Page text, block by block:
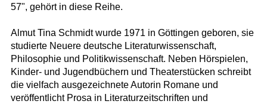
57", gehört in diese Reihe.
Almut Tina Schmidt wurde 1971 in Göttingen geboren, sie
studierte Neuere deutsche Literaturwissenschaft,
Philosophie und Politikwissenschaft. Neben Hörspielen,
Kinder- und Jugendbüchern und Theaterstücken schreibt
die vielfach ausgezeichnete Autorin Romane und
veröffentlicht Prosa in Literaturzeitschriften und